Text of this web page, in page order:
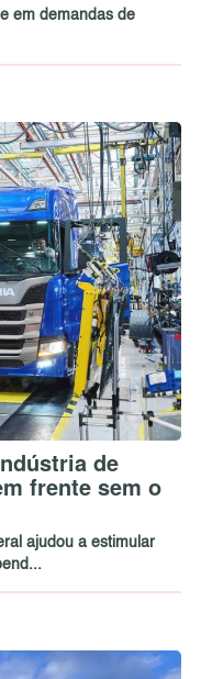
em demandas de
de
frente sem o
ajudou a estimular